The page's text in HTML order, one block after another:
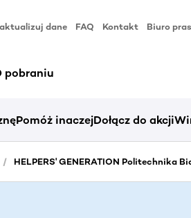
dane FAQ Kontakt Biuro
pobraniu
Pomóż inaczejDołącz do akcji
HELPERS' GENERATION Politechnika